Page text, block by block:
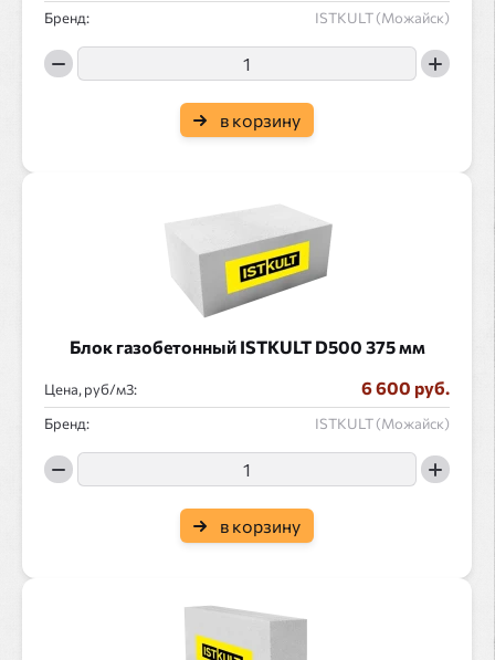
Бренд: ISTKULT (Можайск)
в корзину
Блок газобетонный ISTKULT D500 375 мм
Цена, руб/ : 6 600 руб.
Бренд: ISTKULT (Можайск)
в корзину